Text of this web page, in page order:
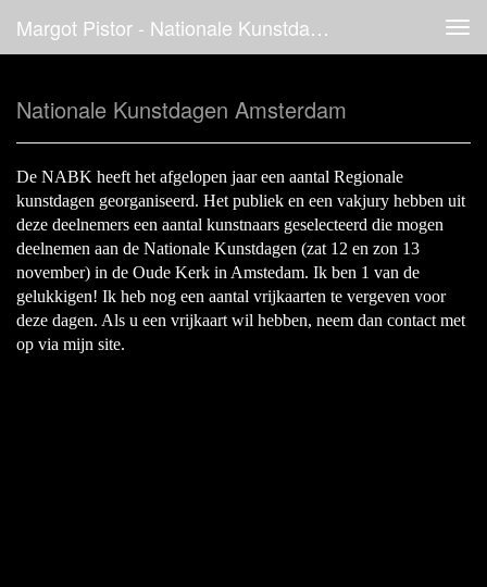
Margot Pistor - Nationale Kunstdagen Amsterdam
Nationale Kunstdagen Amsterdam
De NABK heeft het afgelopen jaar een aantal Regionale
kunstdagen georganiseerd. Het publiek en een vakjury hebben uit
deze deelnemers een aantal kunstnaars geselecteerd die mogen
deelnemen aan de Nationale Kunstdagen (zat 12 en zon 13
november) in de Oude Kerk in Amstedam. Ik ben 1 van de
gelukkigen! Ik heb nog een aantal vrijkaarten te vergeven voor
deze dagen. Als u een vrijkaart wil hebben, neem dan contact met
op via mijn site.